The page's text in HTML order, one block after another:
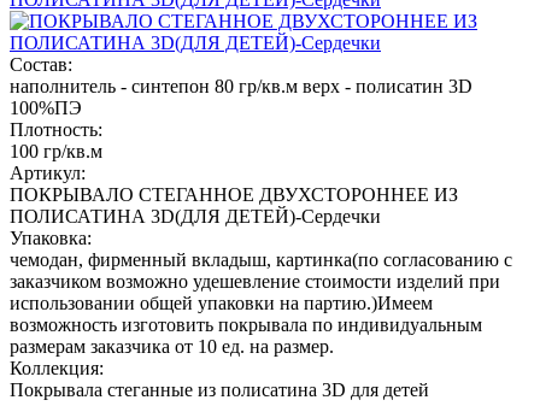
Состав:
наполнитель - синтепон 80 гр/кв.м верх - полисатин 3D
100%ПЭ
Плотность:
100 гр/кв.м
Артикул:
ПОКРЫВАЛО СТЕГАННОЕ ДВУХСТОРОННЕЕ ИЗ
ПОЛИСАТИНА 3D(ДЛЯ ДЕТЕЙ)-Сердечки
Упаковка:
чемодан, фирменный вкладыш, картинка(по согласованию с
заказчиком возможно удешевление стоимости изделий при
использовании общей упаковки на партию.)Имеем
возможность изготовить покрывала по индивидуальным
размерам заказчика от 10 ед. на размер.
Коллекция:
Покрывала стеганные из полисатина 3D для детей